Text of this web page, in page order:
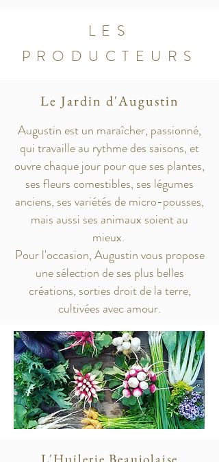
LES
PRODUCTEURS
Le Jardin d'Augustin
Augustin est un maraîcher, passionné,
qui travaille au rythme des saisons, et
ouvre chaque jour pour que ses plantes,
ses fleurs comestibles, ses légumes
anciens, ses variétés de micro-pousses,
mais aussi ses animaux soient au
mieux.
Pour l'occasion, Augustin vous propose
une sélection de ses plus belles
créations, sorties droit de la terre,
cultivées avec amour.